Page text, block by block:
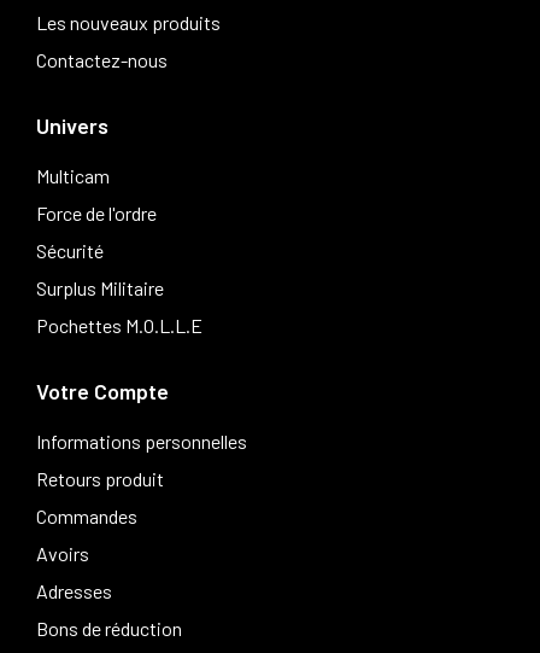
Les nouveaux produits
Contactez-nous
Univers
Multicam
Force de l'ordre
Sécurité
Surplus Militaire
Pochettes M.O.L.L.E
Votre Compte
Informations personnelles
Retours produit
Commandes
Avoirs
Adresses
Bons de réduction